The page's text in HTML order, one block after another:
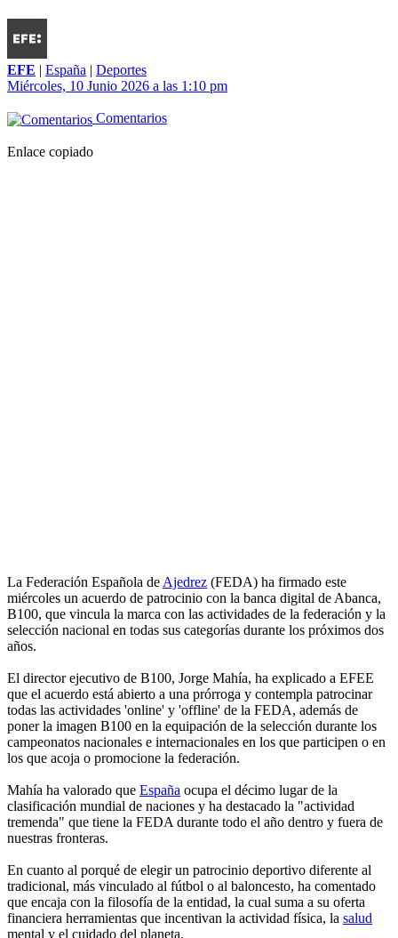
EFE | España | Deportes
Miércoles, 10 Junio 2026 a las 1:10 pm
Comentarios
Enlace copiado
La Federación Española de Ajedrez (FEDA) ha firmado este
miércoles un acuerdo de patrocinio con la banca digital de Abanca,
B100, que vincula la marca con las actividades de la federación y la
selección nacional en todas sus categorías durante los próximos dos
años.
El director ejecutivo de B100, Jorge Mahía, ha explicado a EFEE
que el acuerdo está abierto a una prórroga y contempla patrocinar
todas las actividades 'online' y 'offline' de la FEDA, además de
poner la imagen B100 en la equipación de la selección durante los
campeonatos nacionales e internacionales en los que participen o en
los que acoja o promocione la federación.
Mahía ha valorado que España ocupa el décimo lugar de la
clasificación mundial de naciones y ha destacado la "actividad
tremenda" que tiene la FEDA durante todo el año dentro y fuera de
nuestras fronteras.
En cuanto al porqué de elegir un patrocinio deportivo diferente al
tradicional, más vinculado al fútbol o al baloncesto, ha comentado
que encaja con la filosofía de la entidad, la cual suma a su oferta
financiera herramientas que incentivan la actividad física, la salud
mental y el cuidado del planeta.